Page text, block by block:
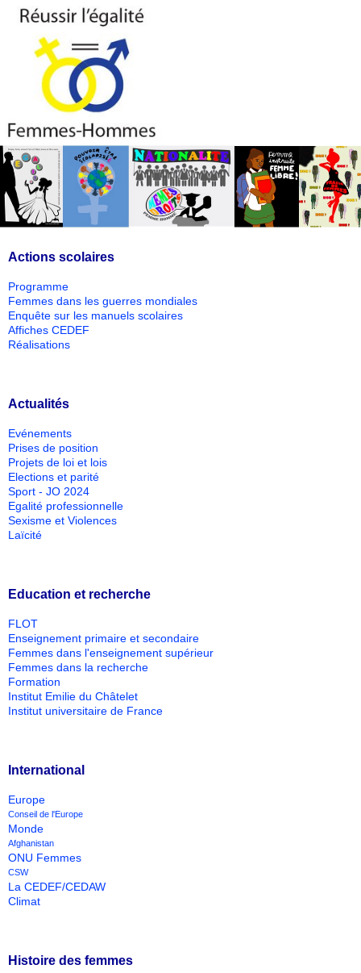
Actions scolaires
Programme
Femmes dans les guerres mondiales
Enquête sur les manuels scolaires
Affiches CEDEF
Réalisations
Actualités
Evénements
Prises de position
Projets de loi et lois
Elections et parité
Sport - JO 2024
Egalité professionnelle
Sexisme et Violences
Laïcité
Education et recherche
FLOT
Enseignement primaire et secondaire
Femmes dans l'enseignement supérieur
Femmes dans la recherche
Formation
Institut Emilie du Châtelet
Institut universitaire de France
International
Europe
Conseil de l'Europe
Monde
Afghanistan
ONU Femmes
CSW
La CEDEF/CEDAW
Climat
Histoire des femmes